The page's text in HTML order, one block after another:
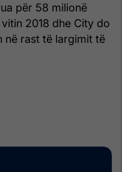
për 58 milionë
2018 dhe City do
në rast të largimit të